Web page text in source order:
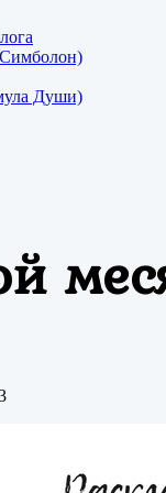
Симболон)
Души)